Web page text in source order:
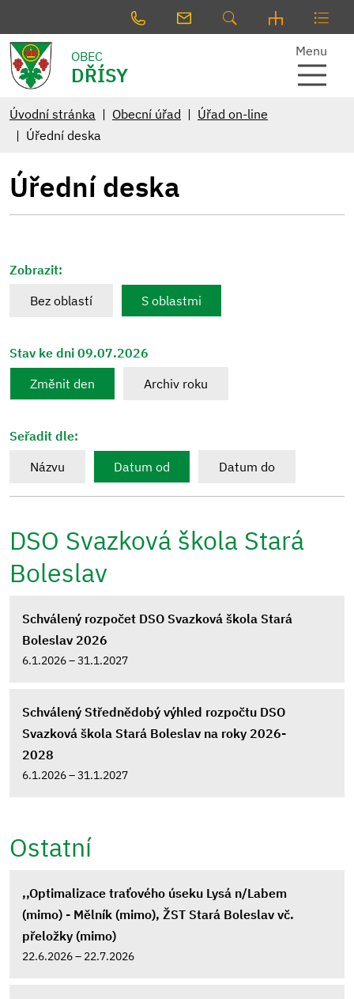
OBEC
DŘÍSY
Menu
Úvodní stránka Obecní úřad
Úřad on-line
Úřední deska
Úřední deska
Zobrazit:
Bez oblastí
S oblastmi
Stav ke dni 09.07.2026
Změnit den
Archiv roku
Seřadit dle:
Názvu
Datum od Datum do
DSO Svazková škola Stará
Boleslav
Schválený rozpočet DSO Svazková škola Stará
Boleslav 2026
6.1.2026 – 31.1.2027
Schválený Střednědobý výhled rozpočtu DSO
Svazková škola Stará Boleslav na roky 2026-
2028
6.1.2026 – 31.1.2027
Ostatní
,,Optimalizace traťového úseku Lysá n/Labem
(mimo) - Mělník (mimo), ŽST Stará Boleslav vč.
přeložky (mimo)
22.6.2026 – 22.7.2026